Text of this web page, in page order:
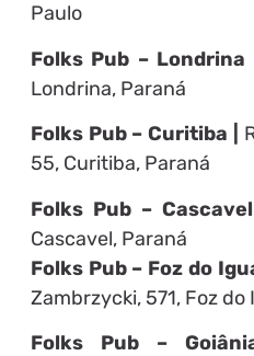
Paulo
Folks Pub –
Londrina, Paraná
Folks Pub – Curitiba |
55, Curitiba, Paraná
Folks Pub –
Cascavel, Paraná
Folks Pub – Foz do
Zambrzycki, 571, Foz
Folks Pub –